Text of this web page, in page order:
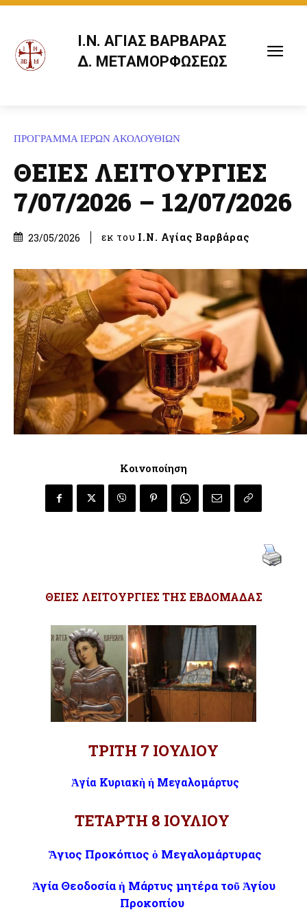
Ι.Ν. ΑΓΙΑΣ ΒΑΡΒΑΡΑΣ
Δ. ΜΕΤΑΜΟΡΦΩΣΕΩΣ
ΠΡΟΓΡΑΜΜΑ ΙΕΡΩΝ ΑΚΟΛΟΥΘΙΩΝ
ΘΕΙΕΣ ΛΕΙΤΟΥΡΓΙΕΣ
7/07/2026 – 12/07/2026
23/05/2026 εκ του Ι.Ν. Αγίας Βαρβάρας
Κοινοποίηση
ΘΕΙΕΣ ΛΕΙΤΟΥΡΓΙΕΣ ΤΗΣ ΕΒΔΟΜΑΔΑΣ
ΤΡΙΤΗ 7 ΙΟΥΛΙΟΥ
Ἁγία Κυριακὴ ἡ Μεγαλομάρτυς
ΤΕΤΑΡΤΗ 8 ΙΟΥΛΙΟΥ
Ἅγιος Προκόπιος ὁ Μεγαλομάρτυρας
Ἁγία Θεοδοσία ἡ Μάρτυς μητέρα τοῦ Ἁγίου
Προκοπίου